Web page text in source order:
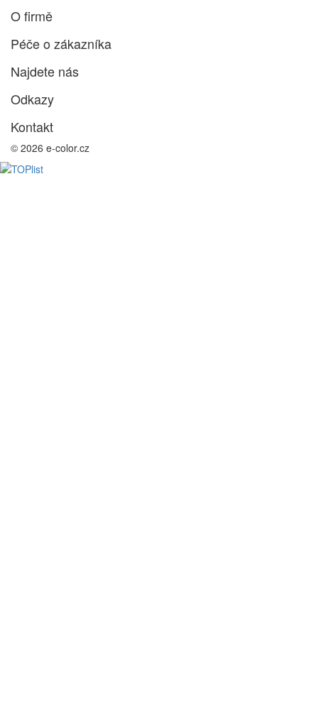
O firmě
Péče o zákazníka
Najdete nás
Odkazy
Kontakt
© 2026 e-color.cz